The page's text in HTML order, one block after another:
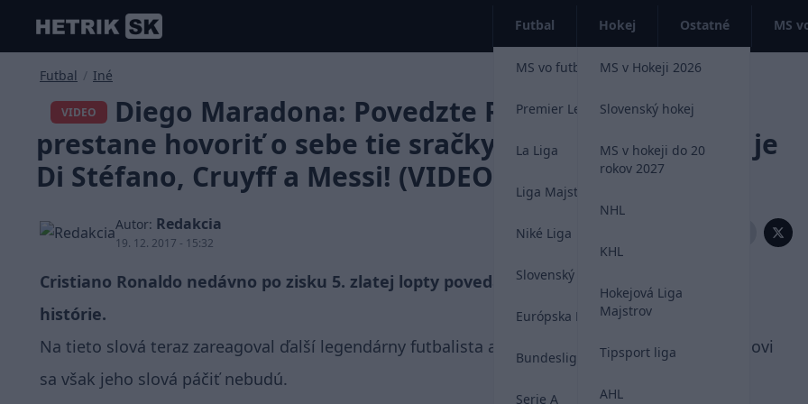
Futbal
MS vo futbale 2026
Premier League
La Liga
Liga Majstrov
Niké Liga
Slovenský futbal
Európska Liga
Bundesliga
Serie A
Hokej
MS v Hokeji 2026
Slovenský hokej
MS v hokeji do 20
rokov 2027
NHL
KHL
Hokejová Liga
Majstrov
Tipsport liga
AHL
Ostatné MS
Futbal / Iné
VIDEO
Diego Maradona: Povedzte Ronaldovi, nech už
prestane hovoriť o sebe tie sračky. Najlepší v histórii je
Di Stéfano, Cruyff a Messi! (VIDEO)
Autor: Redakcia
19. 12. 2017 - 15:32
Zdieľať:
Cristiano Ronaldo nedávno po zisku 5. zlatej lopty povedal, že je najlepším futbalistom
histórie.
Na tieto slová teraz zareagoval ďalší legendárny futbalista a to Diego Maradona. Portugalčanovi
sa však jeho slová páčiť nebudú.